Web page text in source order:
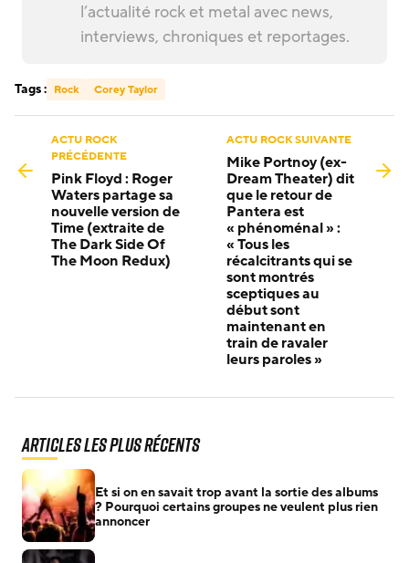
l’actualité rock et metal avec news,
interviews, chroniques et reportages.
Tags : Rock Corey Taylor
ACTU ROCK
PRÉCÉDENTE
Pink Floyd : Roger
Waters partage sa
nouvelle version de
Time (extraite de
The Dark Side Of
The Moon Redux)
ACTU ROCK SUIVANTE
Mike Portnoy (ex-
Dream Theater) dit
que le retour de
Pantera est
« phénoménal » :
« Tous les
récalcitrants qui se
sont montrés
sceptiques au
début sont
maintenant en
train de ravaler
leurs paroles »
Articles les plus récents
Et si on en savait trop avant la sortie des albums
? Pourquoi certains groupes ne veulent plus rien
annoncer